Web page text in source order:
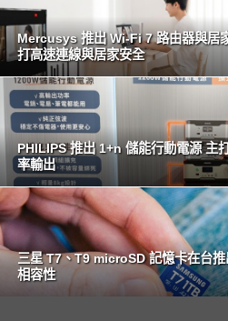
Mercusys 推出 Wi-Fi 7 路由器與居
打高速連線與居家安全
PHILIPS 推出 1+n 儲能行動電源 主
率輸出
三星 T7、T9 microSD 記憶卡在台
相容性